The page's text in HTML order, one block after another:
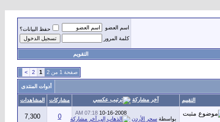
اسم العضو
حفظ البيانات؟
كلمة المرور
التقويم
صفحة 1 من 2 1
2
>
أدوات المنتدى
التقييم آخر مشاركة مشاركات المشاهدات
10-16-2008
07:18 AM
بواسطة سحر الأردن 0
7,300